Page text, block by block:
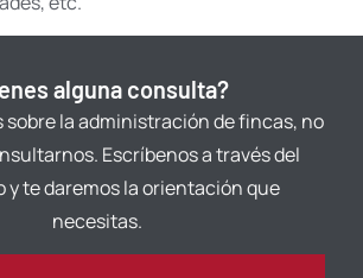
alguna consulta?
sobre la administración de fincas, no
Escríbenos a través del
y te daremos la orientación que
necesitas.